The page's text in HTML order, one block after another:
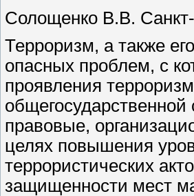
Солощенко В.В.
Терроризм, а также
опасных проблем, с
проявления
правовые,
целях повышения
террористических
защищенности мест